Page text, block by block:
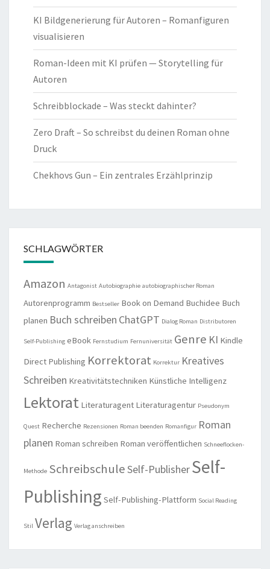
KI Bildgenerierung für Autoren – Romanfiguren
visualisieren
Roman-Ideen mit KI prüfen — Storytelling für
Autoren
Schreibblockade – Was steckt dahinter?
Zero Draft – So schreibst du deinen Roman ohne
Druck
Chekhovs Gun – Ein zentrales Erzählprinzip
SCHLAGWÖRTER
Amazon Antagonist Autobiographie autobiographischer Roman
Autorenprogramm Bestseller Book on Demand Buchidee Buch
planen Buch schreiben ChatGPT Dialog Roman Distributoren
Self-Publishing eBook Fernstudium Fernuniversität Genre KI Kindle
Direct Publishing Korrektorat Korrektur Kreatives
Schreiben Kreativitätstechniken Künstliche Intelligenz
Lektorat Literaturagent Literaturagentur Pseudonym
Quest Recherche Rezensionen Roman beenden Romanfigur Roman
planen Roman schreiben Roman veröffentlichen Schneeflocken-
Methode SchreibschuleSelf-PublisherSelf-
Publishing Self-Publishing-Plattform Social Reading
Stil Verlag Verlag anschreiben